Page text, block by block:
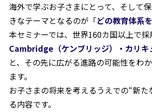
海外で学ぶお子さまにとって、そして
きなテーマとなるのが「どの教育体系
本セミナーでは、世界160カ国以上で採
Cambridge（ケンブリッジ）・カリキ
と、その先に広がる進路の可能性をわ
ます。
お子さまの将来を考えるうえでの“新た
る内容です。